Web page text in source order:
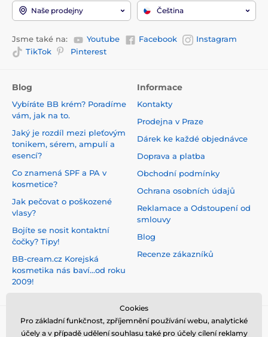
Naše prodejny Čeština
Jsme také na: Youtube Facebook
Instagram
TikTok
Pinterest
Blog
Vybíráte BB krém? Poradíme
vám, jak na to.
Jaký je rozdíl mezi pleťovým
tonikem, sérem, ampulí a
esencí?
Co znamená SPF a PA v
kosmetice?
Jak pečovat o poškozené
vlasy?
Bojíte se nosit kontaktní
čočky? Tipy!
BB-cream.cz Korejská
kosmetika nás baví...od roku
2009!
Informace
Kontakty
Prodejna v Praze
Dárek ke každé objednávce
Doprava a platba
Obchodní podmínky
Ochrana osobních údajů
Reklamace a Odstoupení od
smlouvy
Blog
Recenze zákazníků
Cookies
Pro základní funkčnost, zpříjemnění používání webu, analytické
účely a v případě udělení souhlasu také pro účely cílení reklamy